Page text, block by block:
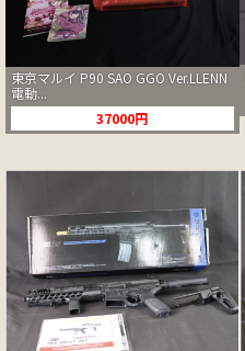
東京マルイ P90 SAO GGO Ver.LLENN
電動...
37000円